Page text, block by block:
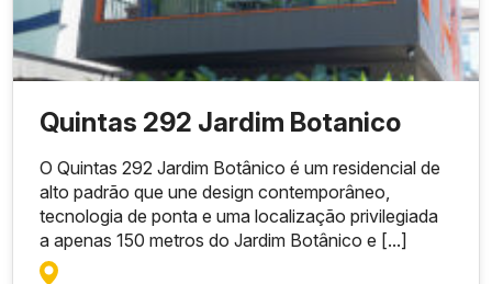
Quintas 292 Jardim Botanico
O Quintas 292 Jardim Botânico é um residencial de
alto padrão que une design contemporâneo,
tecnologia de ponta e uma localização privilegiada
a apenas 150 metros do Jardim Botânico e [...]